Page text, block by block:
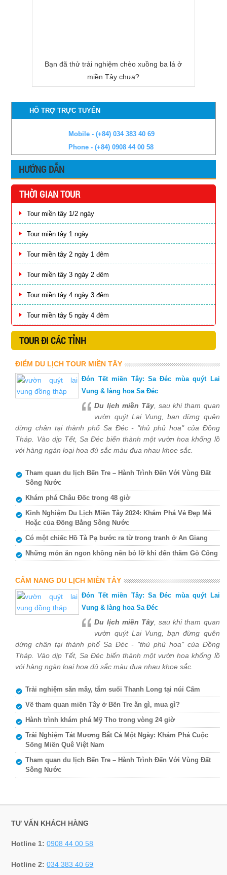
Bạn đã thử trải nghiệm chèo xuồng ba lá ở
miền Tây chưa?
HỖ TRỢ TRỰC TUYẾN
Mobile - (+84) 034 383 40 69
Phone - (+84) 0908 44 00 58
HƯỚNG DẪN
THỜI GIAN TOUR
Tour miền tây 1/2 ngày
Tour miền tây 1 ngày
Tour miền tây 2 ngày 1 đêm
Tour miền tây 3 ngày 2 đêm
Tour miền tây 4 ngày 3 đêm
Tour miền tây 5 ngày 4 đêm
TOUR ĐI CÁC TỈNH
ĐIỂM DU LỊCH TOUR MIỀN TÂY
Đón Tết miền Tây: Sa Đéc mùa quýt Lai
Vung & làng hoa Sa Đéc
Du lịch miền Tây, sau khi tham quan
vườn quýt Lai Vung, bạn đừng quên
dừng chân tại thành phố Sa Đéc - "thủ phủ hoa" của Đồng
Tháp. Vào dịp Tết, Sa Đéc biến thành một vườn hoa khổng lồ
với hàng ngàn loại hoa đủ sắc màu đua nhau khoe sắc.
Tham quan du lịch Bến Tre – Hành Trình Đến Với Vùng Đất
Sông Nước
Khám phá Châu Đốc trong 48 giờ
Kinh Nghiệm Du Lịch Miền Tây 2024: Khám Phá Vẻ Đẹp Mê
Hoặc của Đồng Bằng Sông Nước
Có một chiếc Hồ Tà Pạ bước ra từ trong tranh ở An Giang
Những món ăn ngon không nên bỏ lỡ khi đến thăm Gò Công
CẨM NANG DU LỊCH MIỀN TÂY
Đón Tết miền Tây: Sa Đéc mùa quýt Lai
Vung & làng hoa Sa Đéc
Du lịch miền Tây, sau khi tham quan
vườn quýt Lai Vung, bạn đừng quên
dừng chân tại thành phố Sa Đéc - "thủ phủ hoa" của Đồng
Tháp. Vào dịp Tết, Sa Đéc biến thành một vườn hoa khổng lồ
với hàng ngàn loại hoa đủ sắc màu đua nhau khoe sắc.
Trải nghiệm săn mây, tắm suối Thanh Long tại núi Cấm
Về tham quan miền Tây ở Bến Tre ăn gì, mua gì?
Hành trình khám phá Mỹ Tho trong vòng 24 giờ
Trải Nghiệm Tát Mương Bắt Cá Một Ngày: Khám Phá Cuộc
Sống Miền Quê Việt Nam
Tham quan du lịch Bến Tre – Hành Trình Đến Với Vùng Đất
Sông Nước
TƯ VẤN KHÁCH HÀNG
Hotline 1:0908 44 00 58
Hotline 2:034 383 40 69